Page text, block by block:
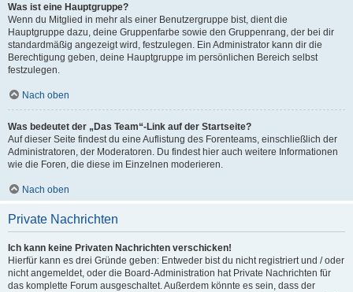
Was ist eine Hauptgruppe?
Wenn du Mitglied in mehr als einer Benutzergruppe bist, dient die
Hauptgruppe dazu, deine Gruppenfarbe sowie den Gruppenrang, der bei dir
standardmäßig angezeigt wird, festzulegen. Ein Administrator kann dir die
Berechtigung geben, deine Hauptgruppe im persönlichen Bereich selbst
festzulegen.
Nach oben
Was bedeutet der „Das Team“-Link auf der Startseite?
Auf dieser Seite findest du eine Auflistung des Forenteams, einschließlich der
Administratoren, der Moderatoren. Du findest hier auch weitere Informationen
wie die Foren, die diese im Einzelnen moderieren.
Nach oben
Private Nachrichten
Ich kann keine Privaten Nachrichten verschicken!
Hierfür kann es drei Gründe geben: Entweder bist du nicht registriert und / oder
nicht angemeldet, oder die Board-Administration hat Private Nachrichten für
das komplette Forum ausgeschaltet. Außerdem könnte es sein, dass der